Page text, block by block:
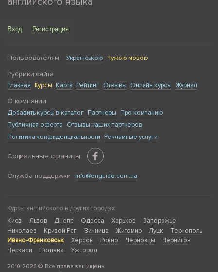
Вход Регистрация
Пользователям Українською Чужою мовою
Рубрики сайта
Главная Курсы Карта Рейтинг Отзывы Онлайн курсы Журнал
О компании
Добавить курсы в каталог Партнеры
Про компанию
Публичная оферта
Отзывы наших партнеров
Политика конфиденциальности
Рекламные услуги
Социальные страницы
Служба поддержки info@enguide.com.ua
Курсы английского в других городах:
Киев
Львов Днепр Одесса Харьков
Запорожье
Николаев
Кривой Рог Винница Житомир Луцк
Тернополь
Ивано-Франковськ
Херсон Ровно Черновцы
Чернигов
Черкаси
Полтава Ужгород
2010-2026 © Все права защищены